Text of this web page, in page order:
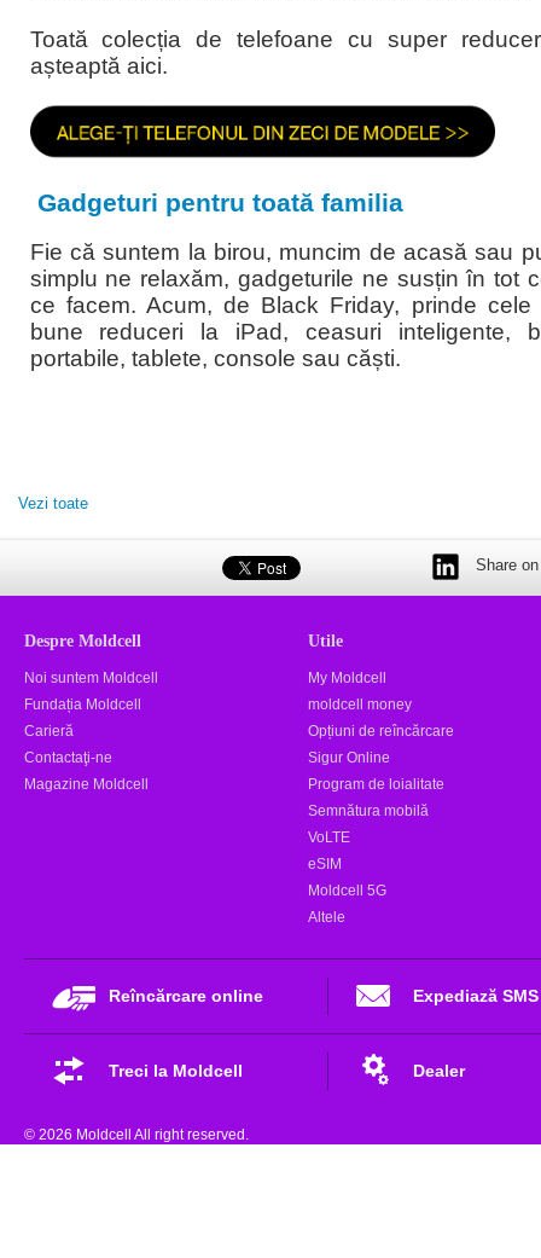
Toată colecția de telefoane cu super
așteaptă aici.
Gadgeturi pentru toată familia
Fie că suntem la birou, muncim de acasă sau
simplu ne relaxăm, gadgeturile ne susțin în tot
ce facem. Acum, de Black Friday, prinde cele
bune reduceri la iPad, ceasuri inteligente,
portabile, tablete, console sau căști.
Vezi toate
Share
Despre Moldcell
Noi suntem Moldcell
Fundația Moldcell
Carieră
Contactaţi-ne
Magazine Moldcell
Utile
My Moldcell
moldcell money
Opțiuni de reîncărcare
Sigur Online
Program de loialitate
Semnătura mobilă
VoLTE
eSIM
Moldcell 5G
Altele
Reîncărcare online Expediază SMS
Treci la Moldcell Dealer
© 2026 Moldcell All right reserved.